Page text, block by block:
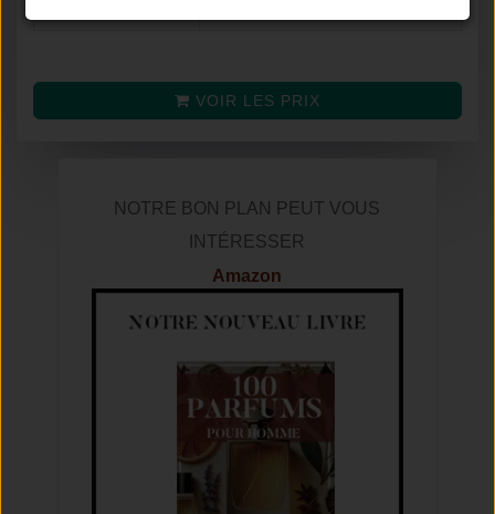
VOIR LES PRIX
NOTRE BON PLAN PEUT VOUS
INTÉRESSER
Amazon